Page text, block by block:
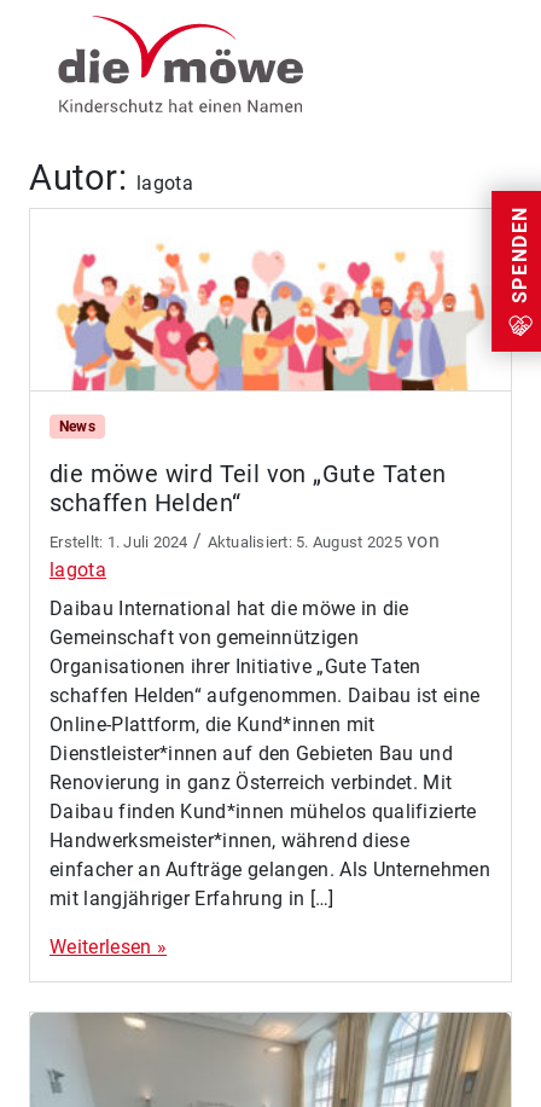
Weiter zum Inhalt
SPENDEN
Autor: lagota
News
die möwe wird Teil von „Gute Taten
schaffen Helden“
1. Juli 2024 / 5. August 2025von
lagota
Daibau International hat die möwe in die
Gemeinschaft von gemeinnützigen
Organisationen ihrer Initiative „Gute Taten
schaffen Helden“ aufgenommen. Daibau ist eine
Online-Plattform, die Kund*innen mit
Dienstleister*innen auf den Gebieten Bau und
Renovierung in ganz Österreich verbindet. Mit
Daibau finden Kund*innen mühelos qualifizierte
Handwerksmeister*innen, während diese
einfacher an Aufträge gelangen. Als Unternehmen
mit langjähriger Erfahrung in […]
Weiterlesen »